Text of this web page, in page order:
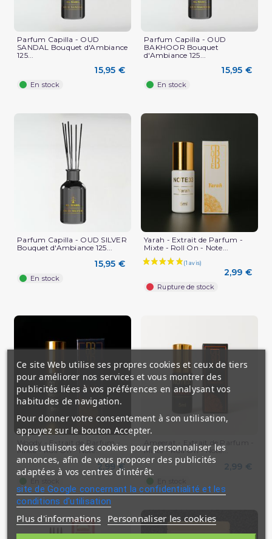
(1 avis)
Parfum Capilla - OUD
SANDAL Bouquet d'Ambiance
125...
15,95 €
En stock
Parfum Capilla - OUD
BAKHOOR Bouquet
d'Ambiance 125...
15,95 €
En stock
Parfum Capilla - OUD SILVER
Bouquet d'Ambiance 125...
15,95 €
En stock
Yarah - Extrait de Parfum -
Mixte - Roll On - Note...
2,99 €
Rupture de stock
Woody - Extrait de Parfum -
Mixte - Roll On - Note...
2,99 €
Ameerat - Extrait de Parfum -
Mixte - Roll On - Note...
2,99 €
Ce site Web utilise ses propres cookies et ceux de tiers
pour améliorer nos services et vous montrer des
publicités liées à vos préférences en analysant vos
habitudes de navigation.
Pour donner votre consentement à son utilisation,
appuyez sur le bouton Accepter.
Nous utilisons des cookies pour personnaliser les
annonces, afin de vous proposer des publicités
adaptées à vos centres d'intérêt.
site de Google concernant la confidentialité et les
conditions d'utilisation
Plus d'informations Personnaliser les cookies